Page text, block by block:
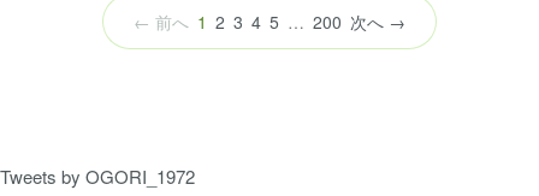
Tweets by OGORI_1972
← 前へ 1 （こ
の
2 3 4 5 … 200 次へ →